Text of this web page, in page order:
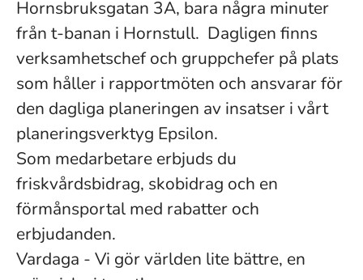
Hornsbruksgatan 3A, bara några minuter
från t-banan i Hornstull. Dagligen finns
verksamhetschef och gruppchefer på plats
som håller i rapportmöten och ansvarar för
den dagliga planeringen av insatser i vårt
planeringsverktyg Epsilon.
Som medarbetare erbjuds du
friskvårdsbidrag, skobidrag och en
förmånsportal med rabatter och
erbjudanden.
Vardaga - Vi gör världen lite bättre, en